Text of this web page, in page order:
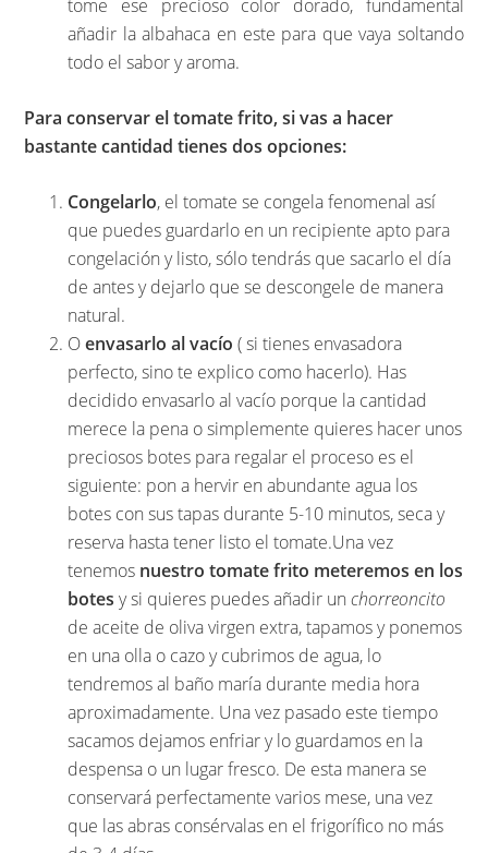
tome ese precioso color dorado, fundamental
añadir la albahaca en este para que vaya soltando
todo el sabor y aroma.
Para conservar el tomate frito, si vas a hacer
bastante cantidad tienes dos opciones:
Congelarlo, el tomate se congela fenomenal así
que puedes guardarlo en un recipiente apto para
congelación y listo, sólo tendrás que sacarlo el día
de antes y dejarlo que se descongele de manera
natural.
Oenvasarlo al vacío ( si tienes envasadora
perfecto, sino te explico como hacerlo). Has
decidido envasarlo al vacío porque la cantidad
merece la pena o simplemente quieres hacer unos
preciosos botes para regalar el proceso es el
siguiente: pon a hervir en abundante agua los
botes con sus tapas durante 5-10 minutos, seca y
reserva hasta tener listo el tomate.Una vez
tenemos nuestro tomate frito meteremos en los
botes y si quieres puedes añadir unchorreoncito
de aceite de oliva virgen extra, tapamos y ponemos
en una olla o cazo y cubrimos de agua, lo
tendremos al baño maría durante media hora
aproximadamente. Una vez pasado este tiempo
sacamos dejamos enfriar y lo guardamos en la
despensa o un lugar fresco. De esta manera se
conservará perfectamente varios mese, una vez
que las abras consérvalas en el frigorífico no más